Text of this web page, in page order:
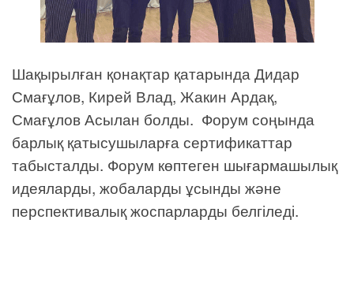
Шақырылған қонақтар қатарында Дидар
Смағұлов, Кирей Влад, Жакин Ардақ,
Смағұлов Асылан болды. Форум соңында
барлық қатысушыларға сертификаттар
табысталды. Форум көптеген шығармашылық
идеяларды, жобаларды ұсынды және
перспективалық жоспарларды белгіледі.